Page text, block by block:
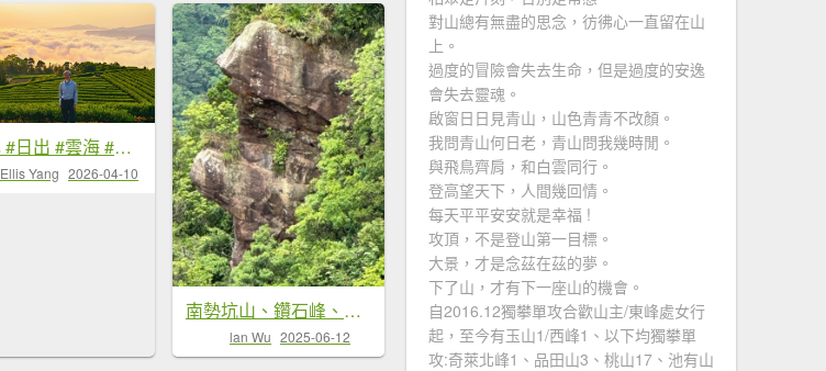
#坪林 #日出 #雲海 #茶園 4/10
Ellis Yang 2026-04-10
南勢坑山、鑽石峰、人面頭山、獅公髻尾山O走
lan Wu 2025-06-12
對山總有無盡的思念，彷彿心一直留在山
上。
過度的冒險會失去生命，但是過度的安逸
會失去靈魂。
啟窗日日見青山，山色青青不改顏。
我問青山何日老，青山問我幾時閒。
與飛鳥齊肩，和白雲同行。
登高望天下，人間幾回情。
每天平平安安就是幸福 !
攻頂，不是登山第一目標。
大景，才是念茲在茲的夢。
下了山，才有下一座山的機會。
自2016.12獨攀單攻合歡山主/東峰處女行
起，至今有玉山1/西峰1、以下均獨攀單
攻:奇萊北峰1、品田山3、桃山17、池有山